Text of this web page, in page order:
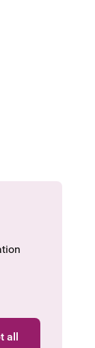
all